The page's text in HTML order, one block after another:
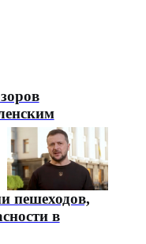
пешеходов,
в